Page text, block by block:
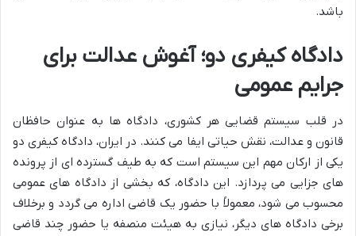
باشد.
دادگاه کیفری دو؛ آغوش عدالت برای
جرایم عمومی
در قلب سیستم قضایی هر کشوری، دادگاه ها به عنوان حافظان
قانون و عدالت، نقش حیاتی ایفا می کنند. در ایران، دادگاه کیفری دو
یکی از ارکان مهم این سیستم است که به طیف گسترده ای از پرونده
های جزایی می پردازد. این دادگاه، که بخشی از دادگاه های عمومی
محسوب می شود، معمولاً با حضور یک قاضی اداره می گردد و برخلاف
برخی دادگاه های دیگر، نیازی به هیئت منصفه یا حضور چند قاضی